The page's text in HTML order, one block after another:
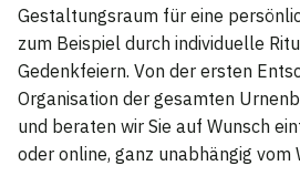
Gestaltungsraum für eine
zum Beispiel durch individuelle
Gedenkfeiern. Von der ersten
Organisation der gesamten
und beraten wir Sie auf Wunsch
oder online, ganz unabhängig vom